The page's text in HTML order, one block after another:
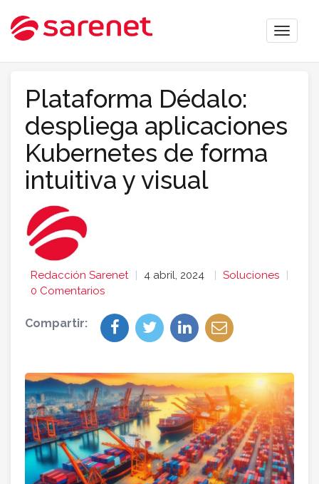
Toggle
Plataforma Dédalo:
despliega aplicaciones
Kubernetes de forma
intuitiva y visual
Redacción Sarenet 4 abril, 2024
Soluciones
0 Comentarios
Compartir: